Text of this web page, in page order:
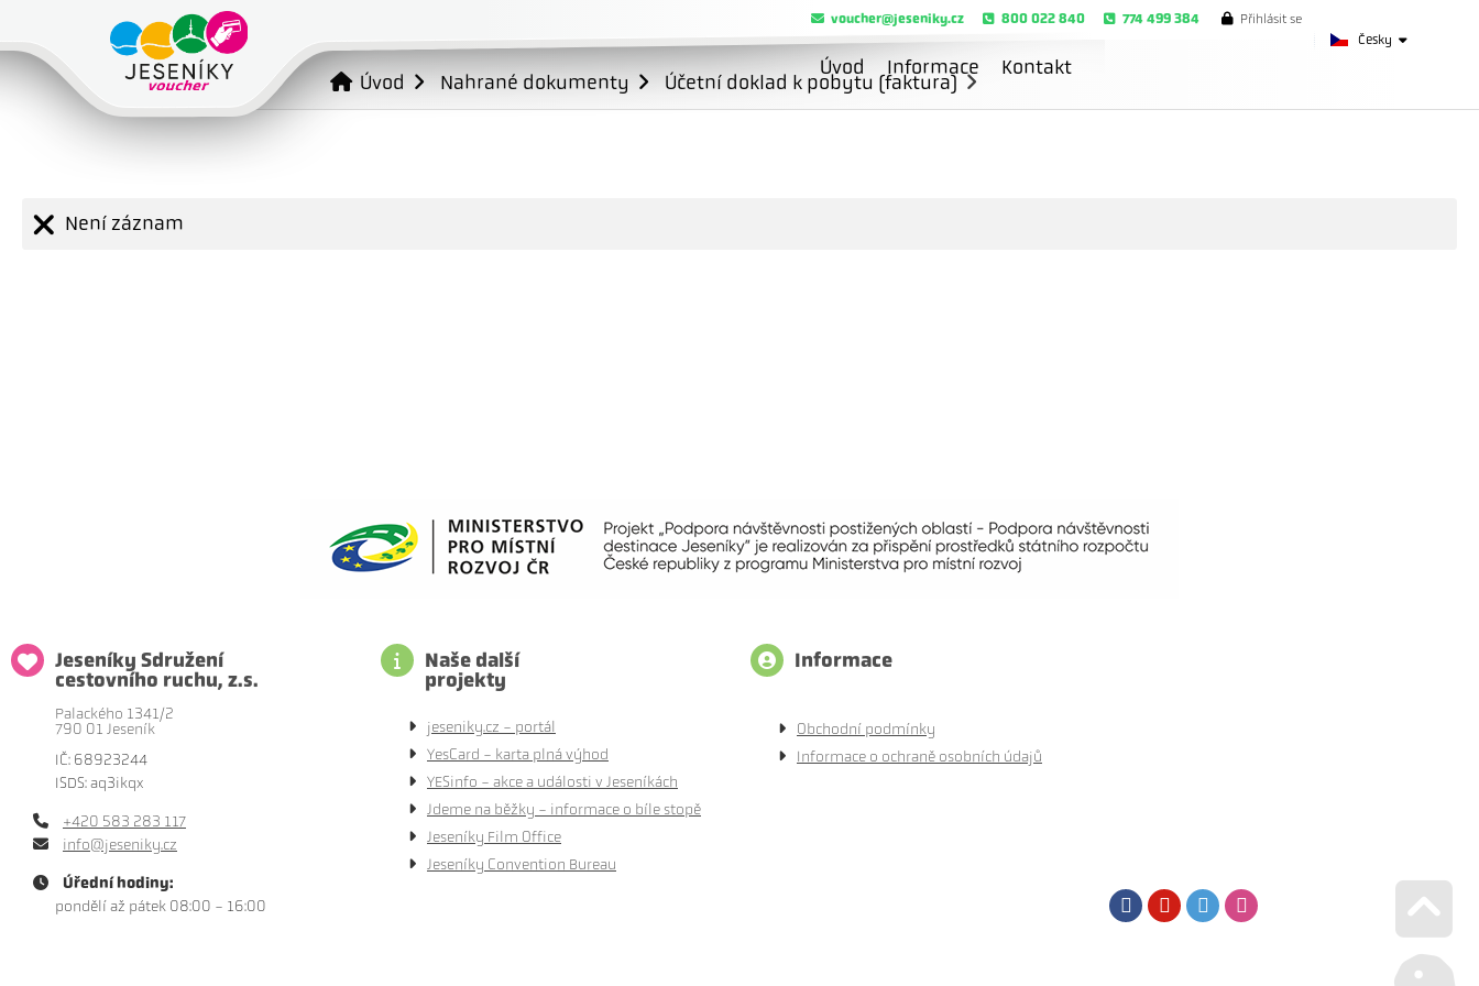
Česky
voucher@jeseniky.cz 800 022 840 774 499 384 Přihlásit se
Úvod Informace Kontakt
Úvod Nahrané dokumenty Účetní doklad k pobytu (faktura)
Není záznam
Jeseníky Sdružení
cestovního ruchu, z.s.
Palackého 1341/2
790 01 Jeseník
IČ: 68923244
ISDS: aq3ikqx
+420 583 283 117
info@jeseniky.cz
Úřední hodiny:
pondělí až pátek 08:00 - 16:00
Naše další
projekty
jeseniky.cz - portál
YesCard - karta plná výhod
YESinfo - akce a události v Jeseníkách
Jdeme na běžky - informace o bíle stopě
Jeseníky Film Office
Jeseníky Convention Bureau
Informace
Obchodní podmínky
Informace o ochraně osobních údajů
FacebookYoutubeTwitter
Go